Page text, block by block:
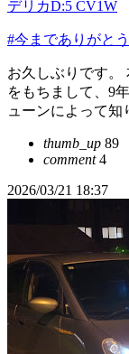
デリカD:5 CV1W
#今までありがとう
お久しぶりです。
をもちまして、9
ューンによって知
thumb_up 89
comment4
2026/03/21 18:37